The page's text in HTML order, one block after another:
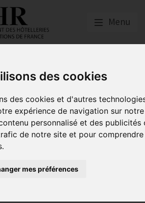
des cookies
des cookies et d'autres
expérience de navigation sur
personnalisé et des publicités
de notre site et pour
mes préférences
Menu
Charte Origine